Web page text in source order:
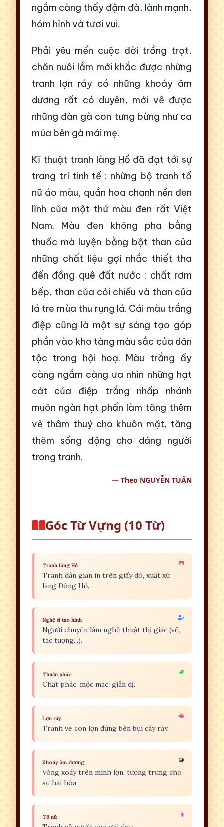
ngắm càng thấy đậm đà, lành mạnh,
hóm hỉnh và tươi vui.
Phải yêu mến cuộc đời trồng trọt,
chăn nuôi lắm mới khắc được những
tranh lợn ráy có những khoáy âm
dương rất có duyên, mới vẽ được
những đàn gà con tưng bừng như ca
múa bên gà mái mẹ.
Kĩ thuật tranh làng Hồ đã đạt tới sự
trang trí tinh tế : những bộ tranh tố
nữ áo màu, quần hoa chanh nền đen
lĩnh của một thứ màu đen rất Việt
Nam. Màu đen không pha bằng
thuốc mà luyện bằng bột than của
những chất liệu gợi nhắc thiết tha
đến đồng quê đất nước : chất rơm
bếp, than của cói chiếu và than của
lá tre mùa thu rụng lá. Cái màu trắng
điệp cũng là một sự sáng tạo góp
phần vào kho tàng màu sắc của dân
tộc trong hội hoạ. Màu trắng ấy
càng ngắm càng ưa nhìn những hạt
cát của điệp trắng nhấp nhánh
muôn ngàn hạt phấn làm tăng thêm
vẻ thâm thuý cho khuôn mặt, tăng
thêm sống động cho dáng người
trong tranh.
— Theo NGUYỄN TUÂN
Góc Từ Vựng (10 Từ)
Tranh làng Hồ
Tranh dân gian in trên giấy dó, xuất xứ
làng Đông Hồ.
Nghệ sĩ tạo hình
Người chuyên làm nghệ thuật thị giác (vẽ,
tạc tượng...).
Thuần phác
Chất phác, mộc mạc, giản dị.
Lợn ráy
Tranh vẽ con lợn đứng bên bụi cây ráy.
Khoáy âm dương
Vòng xoáy trên mình lợn, tượng trưng cho
sự hài hòa.
Tố nữ